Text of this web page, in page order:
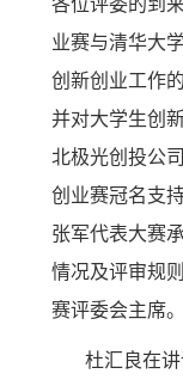
业赛与清华大
创新创业工作
并对大学生创
北极光创投公
创业赛冠名支
张军代表大赛
情况及评审规
赛评委会主席。
杜汇良在